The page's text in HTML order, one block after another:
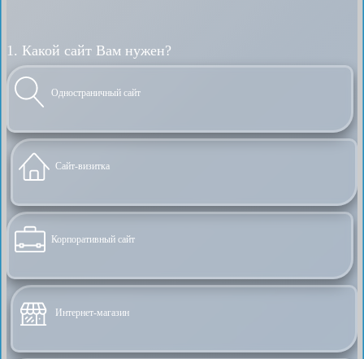
1. Какой сайт Вам нужен?
Одностраничный сайт
Сайт-визитка
Корпоративный сайт
Интернет-магазин